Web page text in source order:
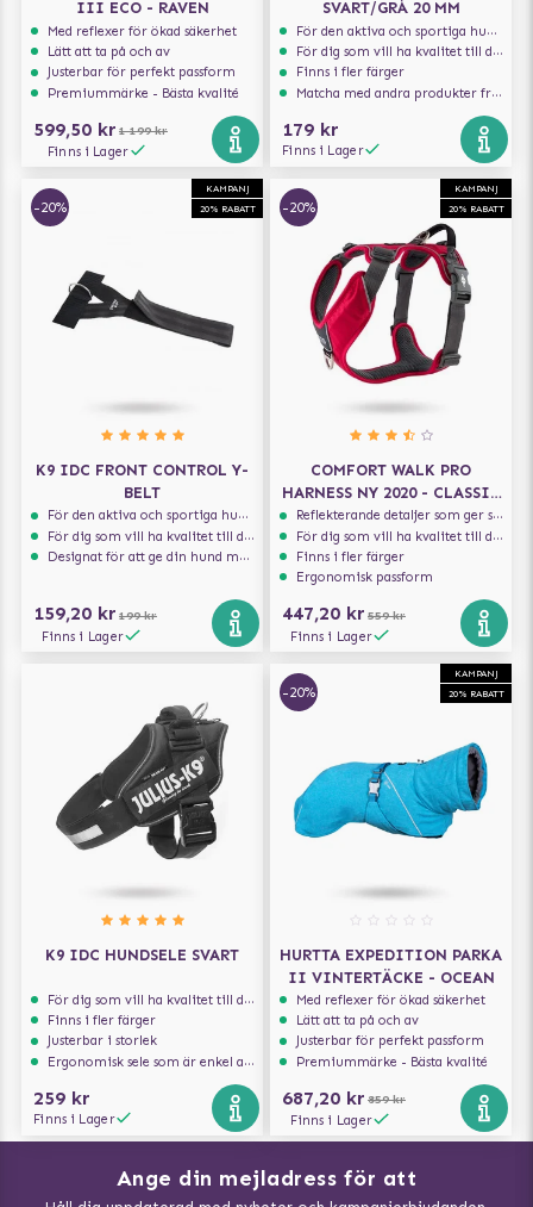
III ECO - RAVEN
Med reflexer för ökad säkerhet
Lätt att ta på och av
Justerbar för perfekt passform
Premiummärke - Bästa kvalité
599,50 kr 1 199 kr
Finns i Lager
SVART/GRÅ 20 MM
För den aktiva och sportiga hunden
För dig som vill ha kvalitet till din hund!
Finns i fler färger
Matcha med andra produkter från Julius-K9
179 kr
Finns i Lager
KAMPANJ
20% RABATT
-20%
K9 IDC FRONT CONTROL Y-
BELT
För den aktiva och sportiga hunden
För dig som vill ha kvalitet till din hund!
Designat för att ge din hund maximal komfort
159,20 kr 199 kr
Finns i Lager
KAMPANJ
20% RABATT
-20%
COMFORT WALK PRO
HARNESS NY 2020 - CLASSIC
RED
Reflekterande detaljer som ger synlighet i svagt ljus
För dig som vill ha kvalitet till din hund!
Finns i fler färger
Ergonomisk passform
447,20 kr 559 kr
Finns i Lager
K9 IDC HUNDSELE SVART
För dig som vill ha kvalitet till din hund!
Finns i fler färger
Justerbar i storlek
Ergonomisk sele som är enkel att ta på och av
259 kr
Finns i Lager
KAMPANJ
20% RABATT
-20%
HURTTA EXPEDITION PARKA
II VINTERTÄCKE - OCEAN
Med reflexer för ökad säkerhet
Lätt att ta på och av
Justerbar för perfekt passform
Premiummärke - Bästa kvalité
687,20 kr 859 kr
Finns i Lager
Ange din mejladress för att